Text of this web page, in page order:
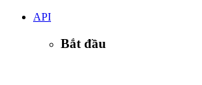
API
Bắt đầu